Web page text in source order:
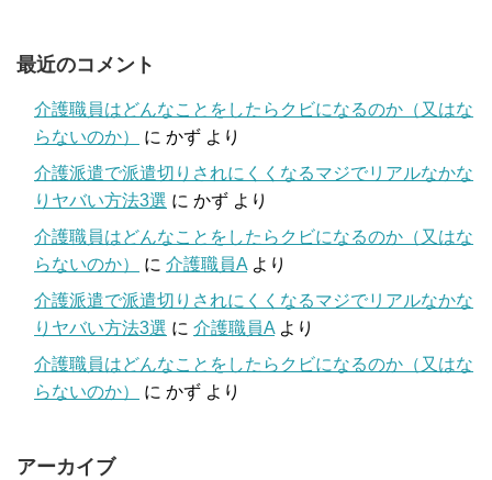
最近のコメント
介護職員はどんなことをしたらクビになるのか（又はな
らないのか）
に かず より
介護派遣で派遣切りされにくくなるマジでリアルなかな
りヤバい方法3選 に かず より
介護職員はどんなことをしたらクビになるのか（又はな
らないのか）
に 介護職員A より
介護派遣で派遣切りされにくくなるマジでリアルなかな
りヤバい方法3選 に 介護職員A より
介護職員はどんなことをしたらクビになるのか（又はな
らないのか）
に かず より
アーカイブ